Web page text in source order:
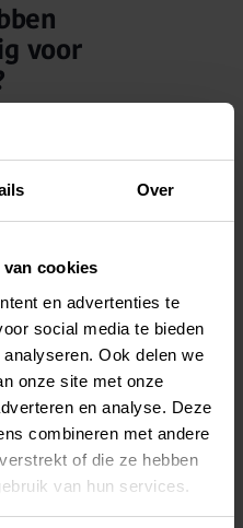
Over
cookies
en advertenties te
social media te bieden
Ook delen we
onze site met onze
en analyse. Deze
combineren met andere
of die ze hebben
van hun services.
voor
nodig in
arbeidsrecht. Focus op
het stellen van de juiste
en het
voor effectieve
hoe ze
doorvragen op
Oefen met
opbouwen in
helpt medewerkers
technische